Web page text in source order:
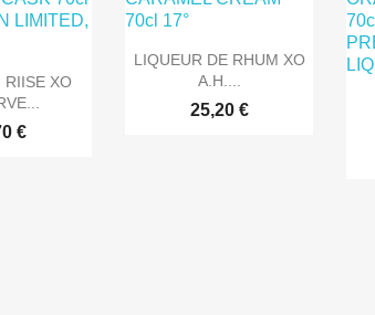
rapide
RIISE XO
€
 Aperçu rapide
LIQUEUR DE RHUM XO
A.H....
25,20 €